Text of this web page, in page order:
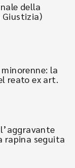
della
Giustizia)
la
reato ex art.
rapina seguita